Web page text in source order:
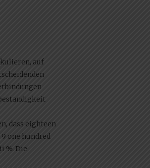
auf
dass eighteen
one hundred
%. Die